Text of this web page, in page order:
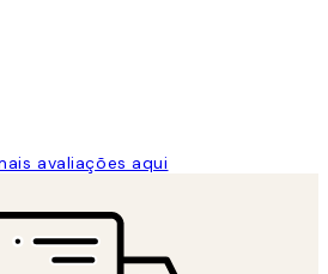
avaliações aqui